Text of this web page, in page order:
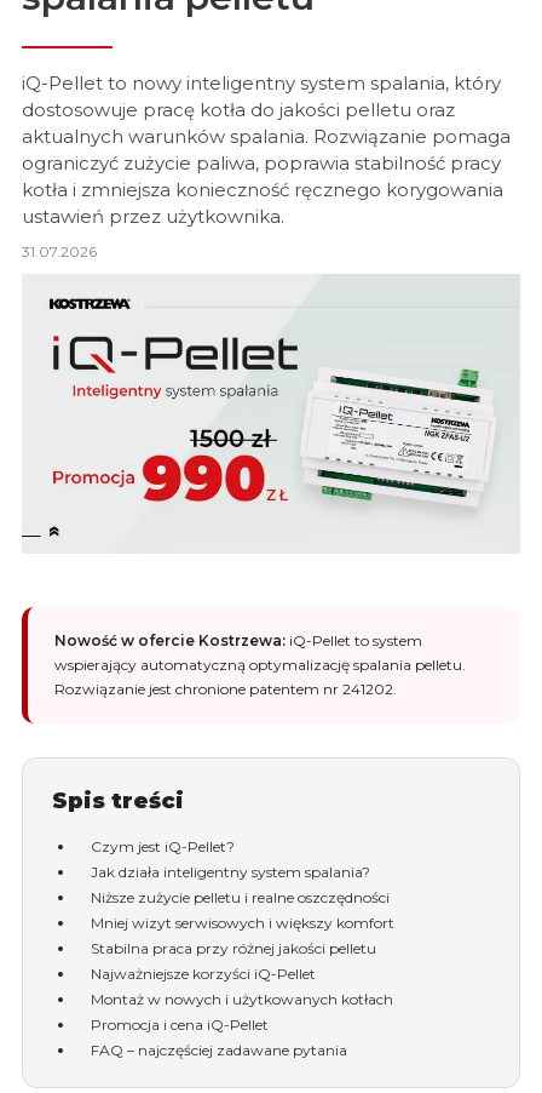
iQ-Pellet to nowy inteligentny system spalania, który
dostosowuje pracę kotła do jakości pelletu oraz
aktualnych warunków spalania. Rozwiązanie pomaga
ograniczyć zużycie paliwa, poprawia stabilność pracy
kotła i zmniejsza konieczność ręcznego korygowania
ustawień przez użytkownika.
31.07.2026
Nowość w ofercie Kostrzewa: iQ-Pellet to system
wspierający automatyczną optymalizację spalania pelletu.
Rozwiązanie jest chronione patentem nr 241202.
Spis treści
Czym jest iQ-Pellet?
Jak działa inteligentny system spalania?
Niższe zużycie pelletu i realne oszczędności
Mniej wizyt serwisowych i większy komfort
Stabilna praca przy różnej jakości pelletu
Najważniejsze korzyści iQ-Pellet
Montaż w nowych i użytkowanych kotłach
Promocja i cena iQ-Pellet
FAQ – najczęściej zadawane pytania